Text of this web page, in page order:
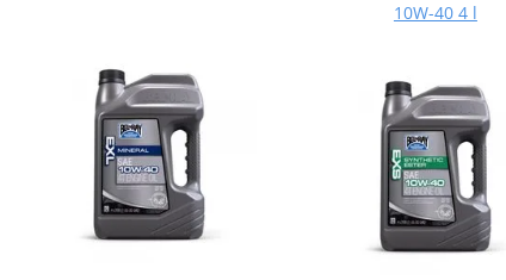
10W-40 4 l